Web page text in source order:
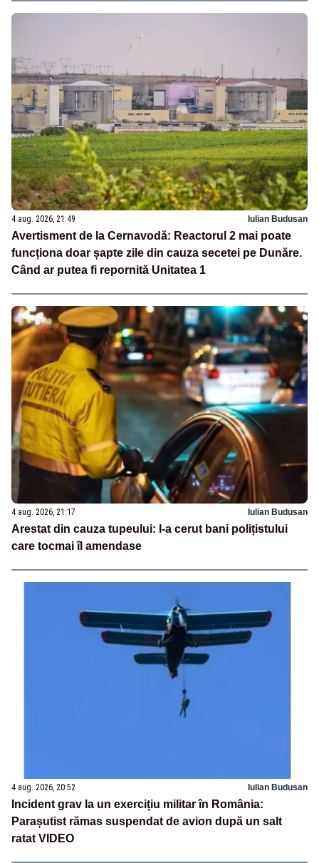
4 aug. 2026, 21:49 Iulian Budusan
Avertisment de la Cernavodă: Reactorul 2 mai poate
funcționa doar șapte zile din cauza secetei pe Dunăre.
Când ar putea fi repornită Unitatea 1
4 aug. 2026, 21:17 Iulian Budusan
Arestat din cauza tupeului: I-a cerut bani polițistului
care tocmai îl amendase
4 aug. 2026, 20:52 Iulian Budusan
Incident grav la un exercițiu militar în România:
Parașutist rămas suspendat de avion după un salt
ratat VIDEO